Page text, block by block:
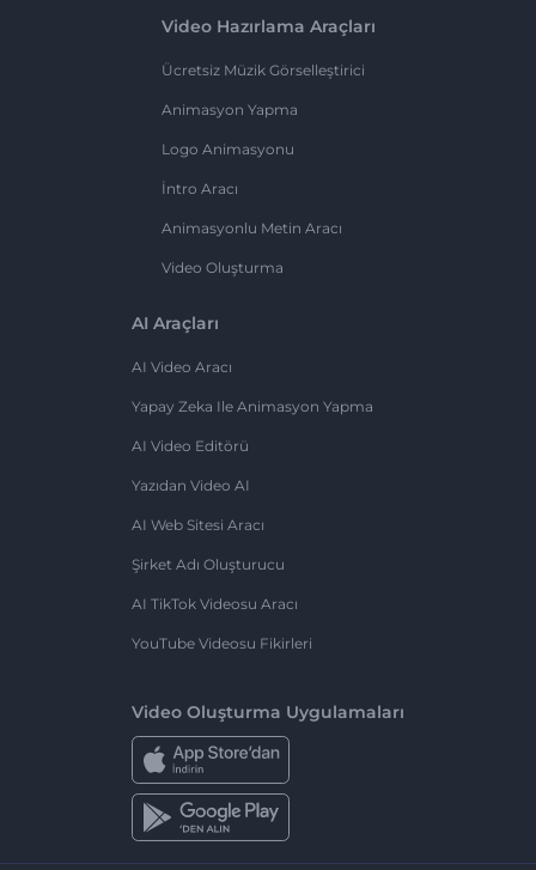
Video Hazırlama Araçları
Ücretsiz Müzik Görselleştirici
Animasyon Yapma
Logo Animasyonu
İntro Aracı
Animasyonlu Metin Aracı
Video Oluşturma
AI Araçları
AI Video Aracı
Yapay Zeka Ile Animasyon Yapma
AI Video Editörü
Yazıdan Video AI
AI Web Sitesi Aracı
Şirket Adı Oluşturucu
AI TikTok Videosu Aracı
YouTube Videosu Fikirleri
Video Oluşturma Uygulamaları